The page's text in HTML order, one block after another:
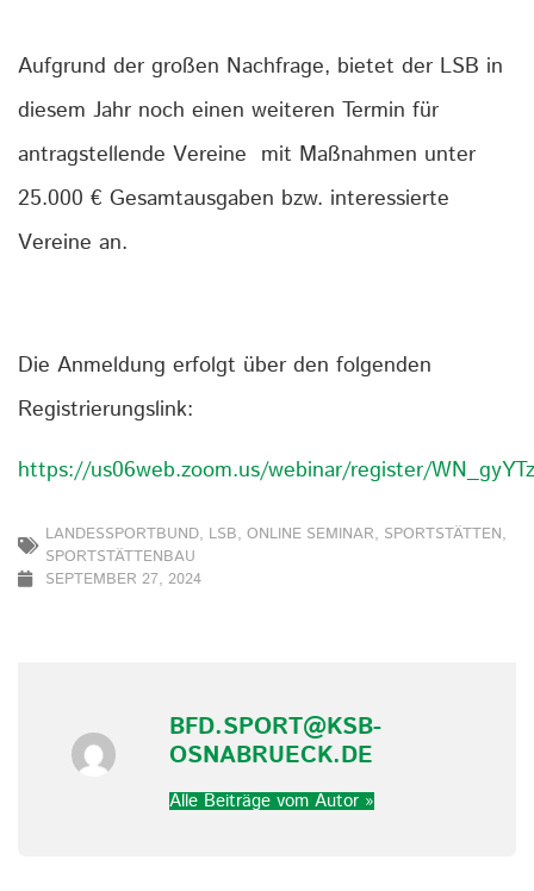
Aufgrund der großen Nachfrage, bietet der LSB in
diesem Jahr noch einen weiteren Termin für
antragstellende Vereine mit Maßnahmen unter
25.000 € Gesamtausgaben bzw. interessierte
Vereine an.
Die Anmeldung erfolgt über den folgenden
Registrierungslink:
https://us06web.zoom.us/webinar/register/
LANDESSPORTBUND, LSB, ONLINE SEMINAR, SPORTSTÄTTEN,
SPORTSTÄTTENBAU
SEPTEMBER 27, 2024
BFD.SPORT@KSB-
OSNABRUECK.DE
Alle Beiträge vom Autor »